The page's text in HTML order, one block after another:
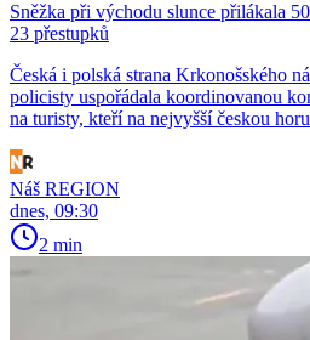
Sněžka při východu slunce přilákala
23 přestupků
Česká i polská strana Krkonošského
policisty uspořádala koordinovanou
na turisty, kteří na nejvyšší českou
Náš REGION
dnes, 09:30
2 min